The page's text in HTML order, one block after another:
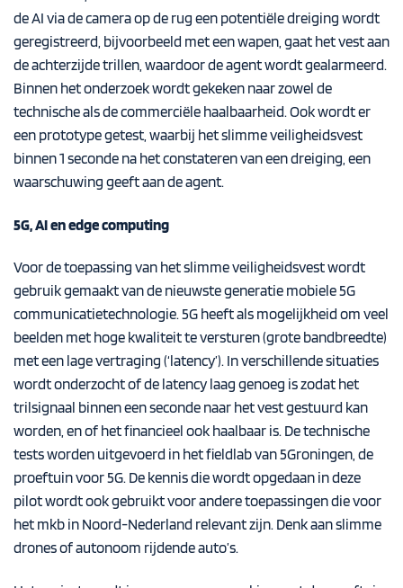
de AI via de camera op de rug een potentiële dreiging wordt
geregistreerd, bijvoorbeeld met een wapen, gaat het vest aan
de achterzijde trillen, waardoor de agent wordt gealarmeerd.
Binnen het onderzoek wordt gekeken naar zowel de
technische als de commerciële haalbaarheid. Ook wordt er
een prototype getest, waarbij het slimme veiligheidsvest
binnen 1 seconde na het constateren van een dreiging, een
waarschuwing geeft aan de agent.
5G, AI en edge computing
Voor de toepassing van het slimme veiligheidsvest wordt
gebruik gemaakt van de nieuwste generatie mobiele 5G
communicatietechnologie. 5G heeft als mogelijkheid om veel
beelden met hoge kwaliteit te versturen (grote bandbreedte)
met een lage vertraging (‘latency’). In verschillende situaties
wordt onderzocht of de latency laag genoeg is zodat het
trilsignaal binnen een seconde naar het vest gestuurd kan
worden, en of het financieel ook haalbaar is. De technische
tests worden uitgevoerd in het fieldlab van 5Groningen, de
proeftuin voor 5G. De kennis die wordt opgedaan in deze
pilot wordt ook gebruikt voor andere toepassingen die voor
het mkb in Noord-Nederland relevant zijn. Denk aan slimme
drones of autonoom rijdende auto’s.